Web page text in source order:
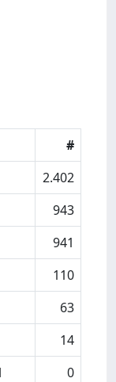
#
2.402
943
941
110
63
14
0